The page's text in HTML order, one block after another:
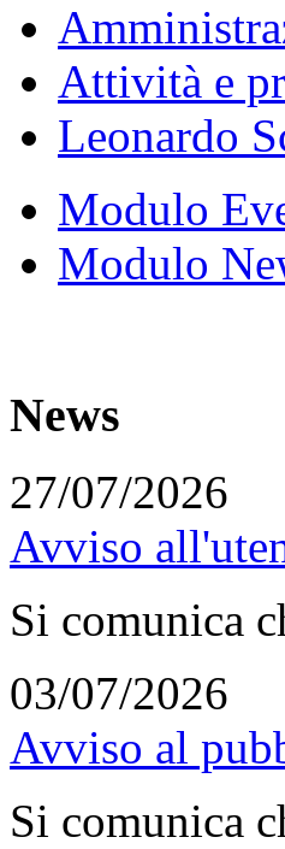
Attività e
Leonardo
Modulo
Modulo
News
27/07/2026
Avviso
Si comunica
03/07/2026
Avviso al
Si comunica